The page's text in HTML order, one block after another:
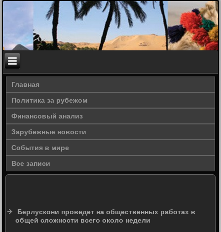
Главная
Политика за рубежом
Финансовый анализ
Зарубежные новости
События в мире
Все записи
Берлускони проведет на общественных работах в
общей сложности всего около недели